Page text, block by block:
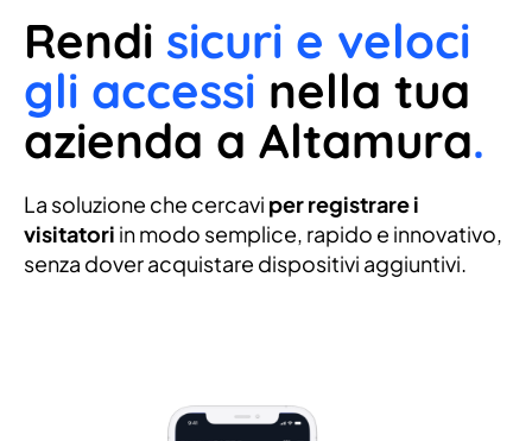
Rendi sicuri e veloci
gli accessi nella tua
azienda a Altamura.
La soluzione che cercavi per registrare i
visitatori in modo semplice, rapido e innovativo,
senza dover acquistare dispositivi aggiuntivi.